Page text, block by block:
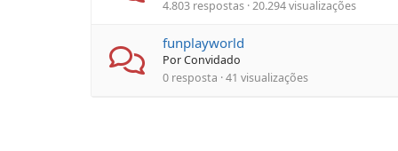
4.803 respostas · 20.294 visualizações
funplayworld
Por Convidado
0 resposta · 41 visualizações